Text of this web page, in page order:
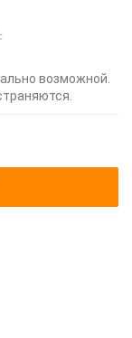
возможной.